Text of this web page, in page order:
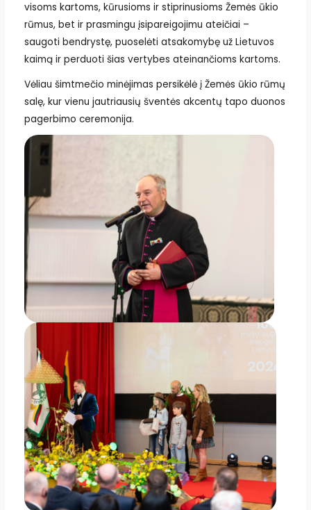
visoms kartoms, kūrusioms ir stiprinusioms Žemės ūkio
rūmus, bet ir prasmingu įsipareigojimu ateičiai –
saugoti bendrystę, puoselėti atsakomybę už Lietuvos
kaimą ir perduoti šias vertybes ateinančioms kartoms.
Vėliau šimtmečio minėjimas persikėlė į Žemės ūkio rūmų
salę, kur vienu jautriausių šventės akcentų tapo duonos
pagerbimo ceremonija.